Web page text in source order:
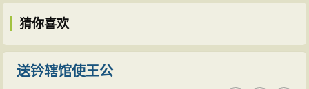
猜你喜欢
送钤辖馆使王公